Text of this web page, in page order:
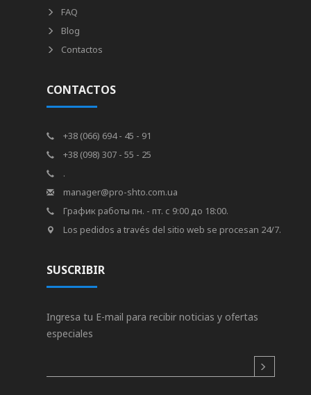
FAQ
Blog
Contactos
CONTACTOS
+38 (066) 694 - 45 - 91
+38 (098) 307 - 55 - 25
.
manager@pro-shto.com.ua
График работы пн. - пт. с 9:00 до 18:00.
Los pedidos a través del sitio web se procesan 24/7.
SUSCRIBIR
Ingresa tu E-mail para recibir noticias y ofertas
especiales